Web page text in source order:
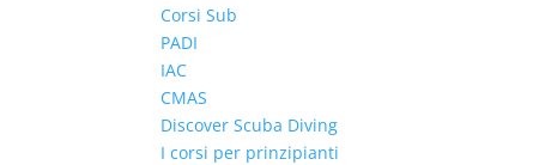
Corsi Sub
PADI
IAC
CMAS
Discover Scuba Diving
I corsi per prinzipianti